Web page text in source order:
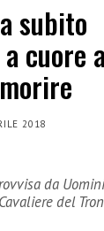
subito
a cuore
2018
da
del